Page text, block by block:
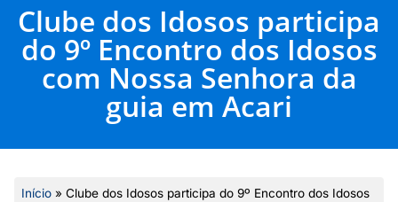
Clube dos Idosos participa
do 9º Encontro dos Idosos
com Nossa Senhora da
guia em Acari
Início » Clube dos Idosos participa do 9º Encontro dos Idosos